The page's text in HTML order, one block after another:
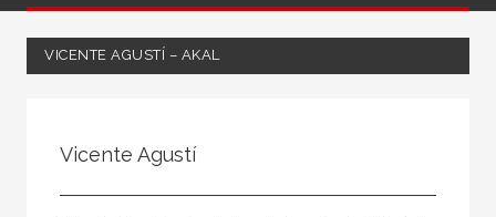
VICENTE AGUSTÍ – AKAL
Vicente Agustí